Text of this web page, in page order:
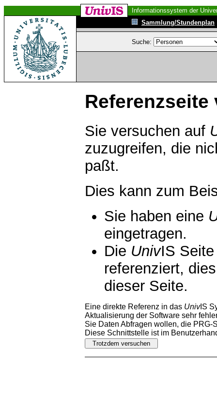
Informationssystem der
Sammlung/Stundenplan
Suche:
Referenzseite
Sie versuchen auf
zuzugreifen, die
paßt.
Dies kann zum
Sie haben eine
eingetragen.
Die UnivIS
referenziert,
dieser Seite.
Eine direkte Referenz in das UnivIS
Aktualisierung der Software sehr
Sie Daten Abfragen wollen, die PRG-
Diese Schnittstelle ist im